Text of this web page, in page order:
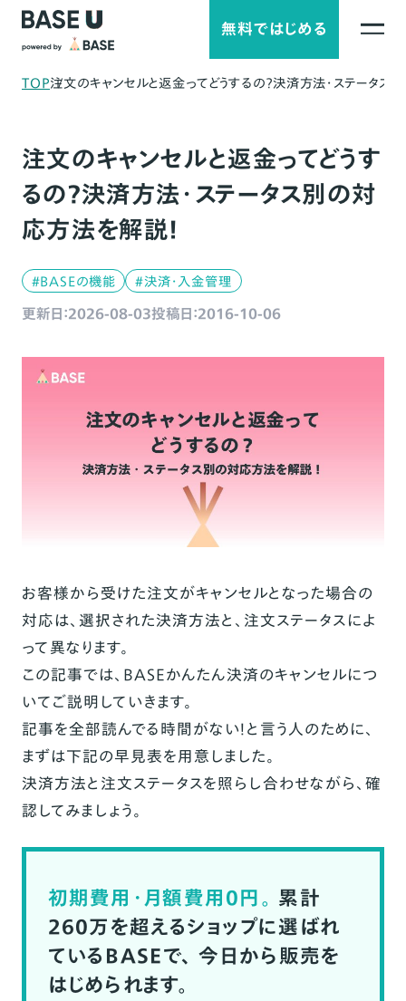
無料ではじめる
TOP注文のキャンセルと返金ってどうするの？決済方法・ステータス
注文のキャンセルと返金ってどうす
るの？決済方法・ステータス別の対
応方法を解説！
#BASEの機能 #決済・入金管理
更新日：2026-08-03投稿日：2016-10-06
お客様から受けた注文がキャンセルとなった場合の
対応は、選択された決済方法と、注文ステータスによ
って異なります。
この記事では、BASEかんたん決済のキャンセルにつ
いてご説明していきます。
記事を全部読んでる時間がない！と言う人のために、
まずは下記の早見表を用意しました。
決済方法と注文ステータスを照らし合わせながら、確
認してみましょう。
初期費用・月額費用0円。 累計
260万を超えるショップに選ばれ
ているBASEで、 今日から販売を
はじめられます。